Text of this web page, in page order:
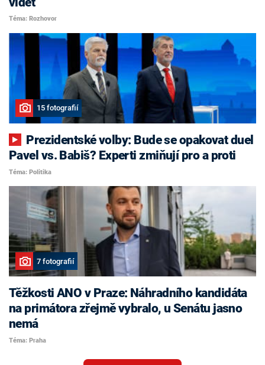
Téma: Rozhovor
15 fotografií
Pavel vs. Babiš? Experti zmiňují pro a proti
Téma: Politika
7 fotografií
Těžkosti ANO v Praze: Náhradního kandidáta
na primátora zřejmě vybralo, u Senátu jasno
nemá
Téma: Praha